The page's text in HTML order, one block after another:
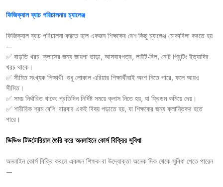
ফিজিক্যাল ব্যাচ পরিচালনার চ্যালেঞ্জ
ফিজিক্যাল ব্যাচ পরিচালনা করতে হলে একজন শিক্ষকের বেশ কিছু চ্যালেঞ্জ মোকাবিলা করতে হয়
—
✅ বাড়তি খরচ:ক্লাসের জন্য জায়গা ভাড়া, আসবাবপত্র, লাইট-বিল, নোট প্রিন্টিং ইত্যাদির
খরচ থাকে।
✅ সীমিত সংখ্যক শিক্ষার্থী: শুধু লোকাল এরিয়ার শিক্ষার্থীরাই অংশ নিতে পারে, ফলে আয়ও
সীমিত।
✅ সময় নির্ধারিত থাকে: প্রতিদিন নির্দিষ্ট সময়ে ক্লাস নিতে হয়, যা ফ্রিডম কমিয়ে দেয়।
✅ শারীরিক শ্রম বেশি: বারবার একই বিষয় পড়াতে হয়, যা শিক্ষকের জন্য ক্লান্তিকর হতে
পারে।
ভিডিও টিউটোরিয়াল তৈরি করে অনলাইনে কোর্স বিক্রির সুবিধা
অনলাইন কোর্স বিক্রি করলে একজন শিক্ষক বা উদ্যোক্তা অনেক দিক থেকে সুবিধা পেতে পারেন
—